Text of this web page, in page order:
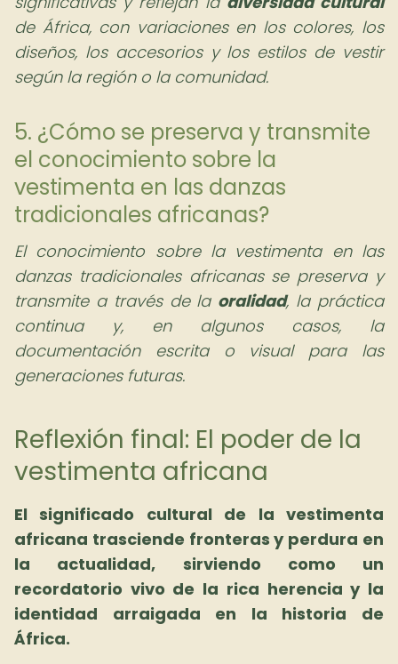
de África, con variaciones en los colores, los
diseños, los accesorios y los estilos de vestir
según la región o la comunidad.
5. ¿Cómo se preserva y transmite
el conocimiento sobre la
vestimenta en las danzas
tradicionales africanas?
El conocimiento sobre la vestimenta en las
danzas tradicionales africanas se preserva y
transmite a través de la oralidad, la práctica
continua y, en algunos casos, la
documentación escrita o visual para las
generaciones futuras.
Reflexión final: El poder de la
vestimenta africana
Elsignificado cultural de la vestimenta
africana trasciende fronteras y perdura en
la actualidad, sirviendo como un
recordatorio vivo de la rica herencia y la
identidad arraigada en la historia de
África.